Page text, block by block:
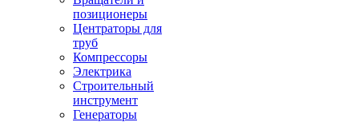
позиционеры
Центраторы для
труб
Компрессоры
Электрика
Строительный
инструмент
Генераторы